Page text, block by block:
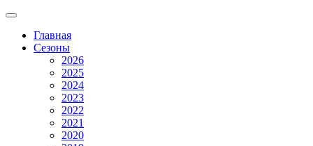
Главная
Сезоны
2026
2025
2024
2023
2022
2021
2020